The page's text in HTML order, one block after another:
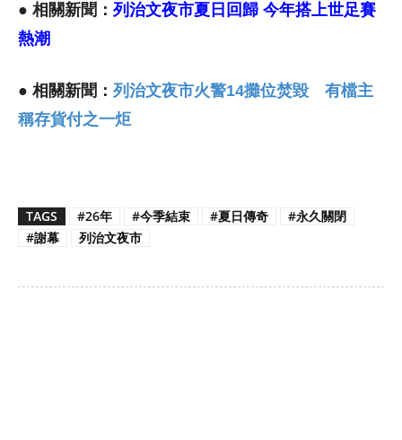
● 相關新聞： 列治文夜市夏日回歸 今年搭上世足賽
熱潮
● 相關新聞： 列治文夜市火警14攤位焚毀 有檔主
稱存貨付之一炬
TAGS #26年 #今季結束 #夏日傳奇
#永久關閉
#謝幕
列治文夜市